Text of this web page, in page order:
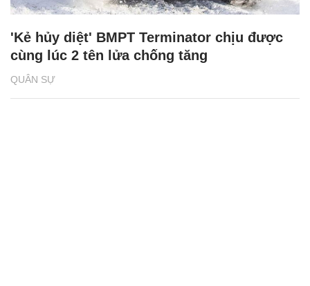
QUÂN SỰ
'Kẻ hủy diệt' BMPT Terminator chịu được
cùng lúc 2 tên lửa chống tăng